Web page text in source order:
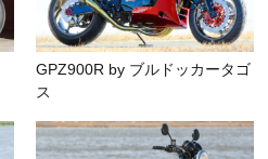
GPZ900R by ブルドッカータゴ
ス